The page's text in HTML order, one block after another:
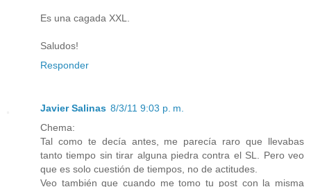
Es una cagada XXL.
Saludos!
Responder
Javier Salinas 8/3/11 9:03 p. m.
Chema:
Tal como te decía antes, me parecía raro que llevabas
tanto tiempo sin tirar alguna piedra contra el SL. Pero veo
que es solo cuestión de tiempos, no de actitudes.
Veo también que cuando me tomo tu post con la misma